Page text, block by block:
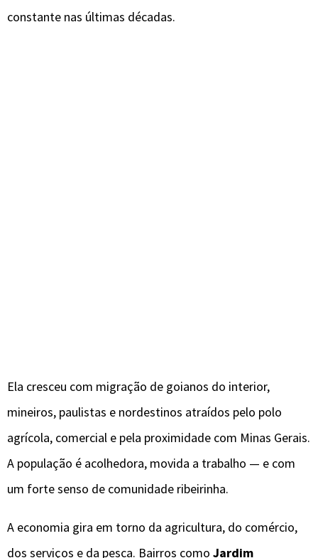
constante nas últimas décadas.
Ela cresceu com migração de goianos do interior,
mineiros, paulistas e nordestinos atraídos pelo polo
agrícola, comercial e pela proximidade com Minas Gerais.
A população é acolhedora, movida a trabalho — e com
um forte senso de comunidade ribeirinha.
A economia gira em torno da agricultura, do comércio,
dos serviços e da pesca. Bairros como Jardim